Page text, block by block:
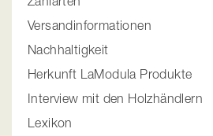
Versandinformationen
Nachhaltigkeit
Herkunft LaModula Produkte
Interview mit den Holzhändlern
Lexikon